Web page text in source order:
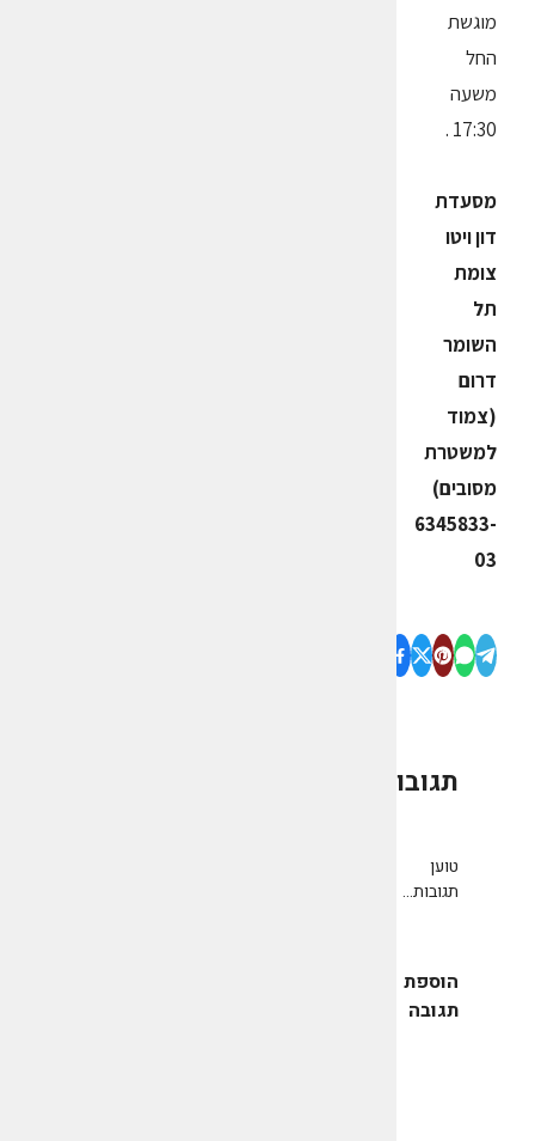
מוגשת
החל
משעה
17:30 .
מסעדת
דון ויטו
צומת
תל
השומר
דרום
(צמוד
למשטרת
מסובים)
6345833-
03
תגובות
טוען
תגובות...
הוספת
תגובה